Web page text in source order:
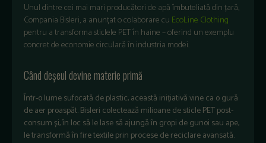
Unul dintre cei mai mari producători de apă îmbuteliată din țară,
Compania Bisleri, a anunțat o colaborare cu EcoLine Clothing
pentru a transforma sticlele PET în haine – oferind un exemplu
concret de economie circulară în industria modei.
Când deșeul devine materie primă
Într-o lume sufocată de plastic, această inițiativă vine ca o gură
de aer proaspăt. Bisleri colectează milioane de sticle PET post-
consum și, în loc să le lase să ajungă în gropi de gunoi sau ape,
le transformă în fire textile prin procese de reciclare avansată.